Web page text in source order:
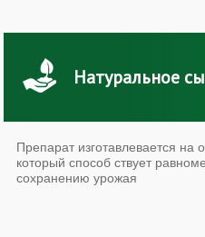
Натуральное
Препарат изготавлевается на
который способ ствует
сохранению урожая